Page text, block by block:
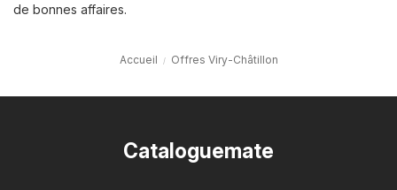
de bonnes affaires.
Accueil Offres Viry-Châtillon
Cataloguemate